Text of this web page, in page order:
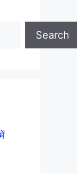
Search